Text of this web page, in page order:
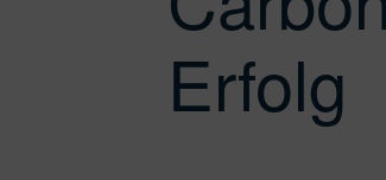
Erfolg